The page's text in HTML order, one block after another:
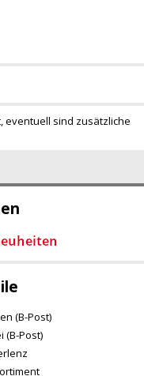
(B-Post)
(B-Post)
sind zusätzliche